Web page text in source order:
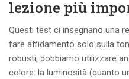
lezione più
Questi test ci insegnano una
fare affidamento solo sulla
robusti, dobbiamo utilizzare
colore: la luminosità (quanto